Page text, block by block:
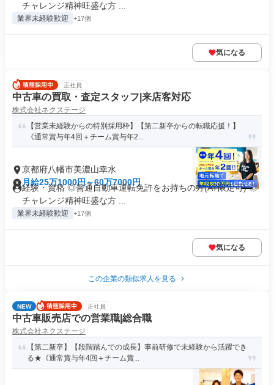
チャレンジ精神旺盛な方 ...
業界未経験歓迎 +17個
気になる
正社員
中古車の買取・査定スタッフ|来店客対応
株式会社ネクステージ
【営業未経験からの特別採用枠】【第二新卒からの転職応援！】
《通常賞与年4回＋チーム賞与年2...
京都府八幡市美濃山幸水
月給25万1000円～60万7000円
経験・資格 ◎普通自動車運転免許をお持ちの方(AT限定可) ◎
チャレンジ精神旺盛な方 ...
業界未経験歓迎 +17個
気になる
この企業の類似求人を見る
NEW 正社員
中古車販売店での営業職|総合職
株式会社ネクステージ
【第二新卒】【段階踏んでの成長】事前研修で未経験から活躍でき
る★《通常賞与年4回＋チーム賞...